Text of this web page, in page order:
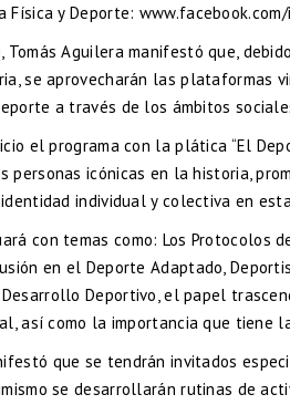
Física y Deporte:
Tomás Aguilera manifestó que,
se aprovecharán las plataformas
a través de los ámbitos
el programa con la plática “El
personas icónicas en la historia,
individual y colectiva en
con temas como: Los Protocolos
en el Deporte Adaptado,
Deportivo, el papel
así como la importancia que tiene
que se tendrán invitados
se desarrollarán rutinas de